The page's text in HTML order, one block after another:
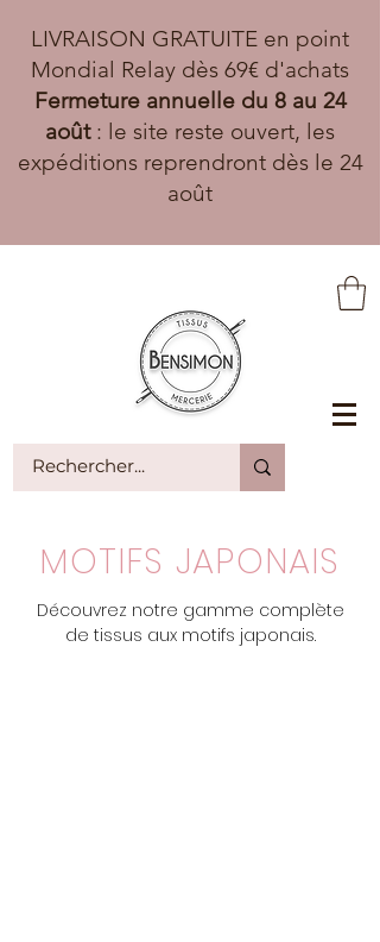
LIVRAISON GRATUITE en point
Mondial Relay dès 69€ d'achats
Fermeture annuelle du 8 au 24
août: le site reste ouvert, les
expéditions reprendront dès le 24
août
MOTIFS JAPONAIS
Découvrez notre gamme complète
de tissus aux motifs japonais.